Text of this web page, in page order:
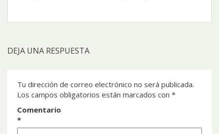
DEJA UNA RESPUESTA
Tu dirección de correo electrónico no será publicada.
Los campos obligatorios están marcados con *
Comentario
*